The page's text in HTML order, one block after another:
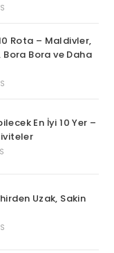
Rota – Maldivler,
Bora ve Daha
En İyi 10 Yer –
Uzak, Sakin